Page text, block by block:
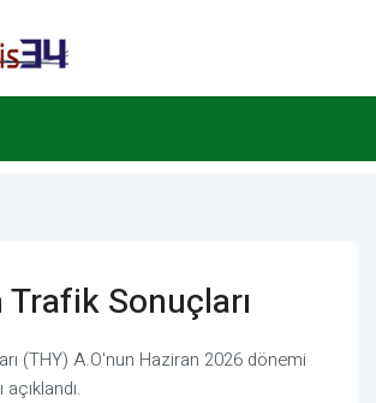
Sonuçları
(THY) A.O'nun Haziran 2026 dönemi